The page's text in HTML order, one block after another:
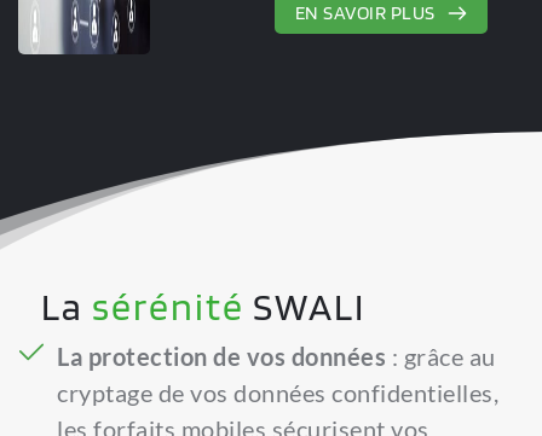
EN SAVOIR PLUS
La sérénité SWALI
La protection de vos données : grâce au
cryptage de vos données confidentielles,
les forfaits mobiles sécurisent vos